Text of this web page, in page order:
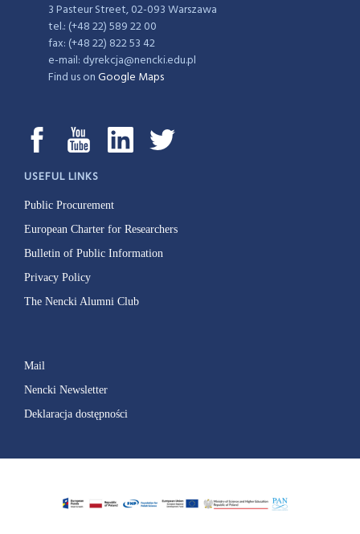
3 Pasteur Street, 02-093 Warszawa
tel.: (+48 22) 589 22 00
fax: (+48 22) 822 53 42
e-mail: dyrekcja@nencki.edu.pl
Find us onGoogle Maps
USEFUL LINKS
Public Procurement
European Charter for Researchers
Bulletin of Public Information
Privacy Policy
The Nencki Alumni Club
Mail
Nencki Newsletter
Deklaracja dostępności